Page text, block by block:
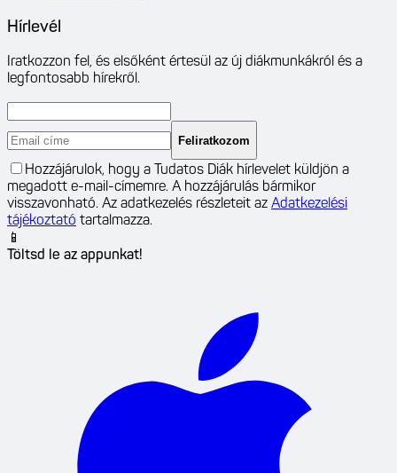
Hírlevél
Iratkozzon fel, és elsőként értesül az új diákmunkákról és a
legfontosabb hírekről.
Feliratkozom
Hozzájárulok, hogy a Tudatos Diák hírlevelet küldjön a
megadott e-mail-címemre. A hozzájárulás bármikor
visszavonható. Az adatkezelés részleteit az Adatkezelési
tájékoztató tartalmazza.
📱
Töltsd le az appunkat!